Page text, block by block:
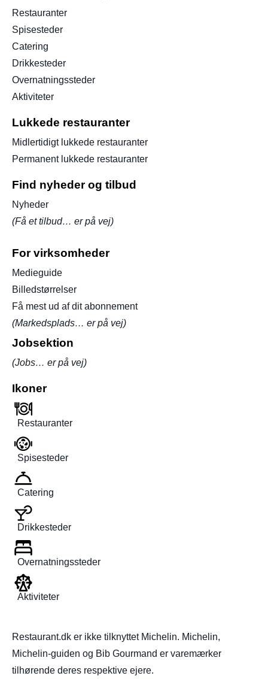
Restauranter
Spisesteder
Catering
Drikkesteder
Overnatningssteder
Aktiviteter
Lukkede restauranter
Midlertidigt lukkede restauranter
Permanent lukkede restauranter
Find nyheder og tilbud
Nyheder
(Få et tilbud… er på vej)
For virksomheder
Medieguide
Billedstørrelser
Få mest ud af dit abonnement
(Markedsplads… er på vej)
Jobsektion
(Jobs… er på vej)
Ikoner
Restauranter
Spisesteder
Catering
Drikkesteder
Overnatningssteder
Aktiviteter
Restaurant.dk er ikke tilknyttet Michelin. Michelin,
Michelin-guiden og Bib Gourmand er varemærker
tilhørende deres respektive ejere.